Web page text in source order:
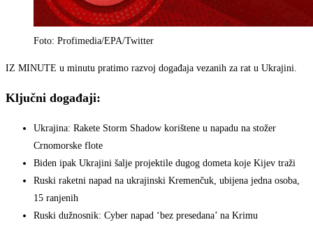
Foto: Profimedia/EPA/Twitter
IZ MINUTE u minutu pratimo razvoj događaja vezanih za rat u Ukrajini.
Ključni događaji:
Ukrajina: Rakete Storm Shadow korištene u napadu na stožer
Crnomorske flote
Biden ipak Ukrajini šalje projektile dugog dometa koje Kijev traži
Ruski raketni napad na ukrajinski Kremenčuk, ubijena jedna osoba,
15 ranjenih
Ruski dužnosnik: Cyber napad ‘bez presedana’ na Krimu